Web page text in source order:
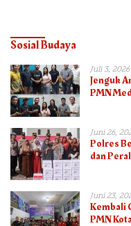
Sosial Budaya
Juli 3, 2026
Jenguk
PMN
Juni 26,
Polres
dan
Juni 23,
Kembali
PMN